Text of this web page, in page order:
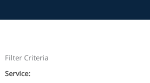
Filter Criteria
Service: